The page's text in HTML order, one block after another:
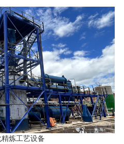
精炼工艺设备